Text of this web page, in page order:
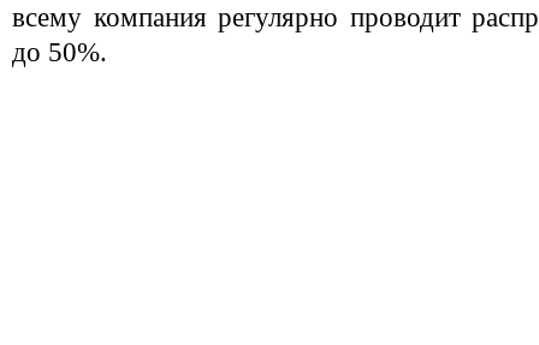
всему компания регулярно проводит
до 50%.